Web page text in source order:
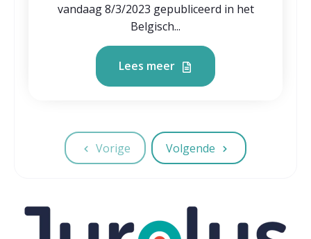
vandaag 8/3/2023 gepubliceerd in het
Belgisch...
Lees meer
Vorige Volgende